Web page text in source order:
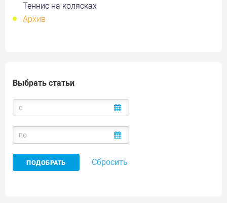
Теннис на колясках
Архив
Выбрать статьи
Сбросить